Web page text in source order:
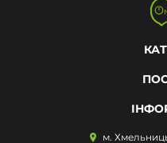
м.